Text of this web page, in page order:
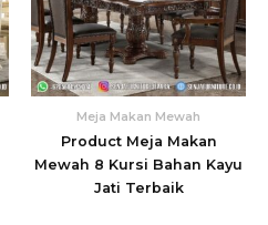
Meja Makan Mewah
Product Meja Makan
Mewah 8 Kursi Bahan Kayu
Jati Terbaik